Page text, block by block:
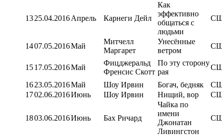
1325.04.2016Апрель Карнеги Дейл
Как
эффективно
общаться с
людьми
1407.05.2016Май
Митчелл
Маргарет
Унесённые
ветром
1517.05.2016Май
Фицджеральд
Френсис Скотт
По эту сторону
рая
1623.05.2016Май Шоу Ирвин Богач, бедняк
1702.06.2016Июнь Шоу Ирвин Нищий, вор
1803.06.2016Июнь Бах Ричард
Чайка по
имени
Джонатан
Ливингстон